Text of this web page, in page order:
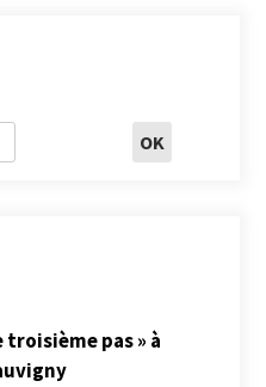
troisième pas » à